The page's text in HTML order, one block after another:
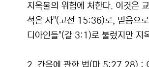
지옥불의 위험에 처한다. 이것은
석은 자"(고전 15:36)로, 믿음으
디아인들"(갈 3:1)로 불렀지만 지
2. 간음에 관한 법(마 5:27,28) :